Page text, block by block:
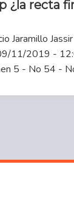
¿la recta
Jaramillo Jassir
11/2019 -
5 - No 54 -